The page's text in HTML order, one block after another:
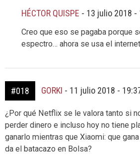
HÉCTOR QUISPE - 13 julio 2018 -
Creo que eso se pagaba porque
espectro… ahora se usa el
#018 GORKI - 11 julio 2018 -
¿Por qué Netflix se le valora tanto si
perder dinero e incluso hoy no tiene
ganarlo mientras que Xiaomi: que
da el batacazo en Bolsa?